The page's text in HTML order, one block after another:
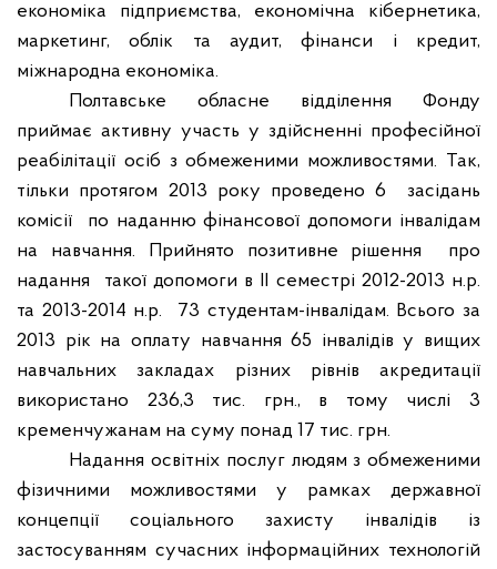
економіка підприємства, економічна кібернетика,
маркетинг, облік та аудит, фінанси і кредит,
міжнародна економіка.
Полтавське обласне відділення Фонду
приймає активну участь у здійсненні професійної
реабілітації осіб з обмеженими можливостями. Так,
тільки протягом 2013 року проведено 6
засідань
комісії
по наданню фінансової допомоги інвалідам
на навчання. Прийнято позитивне рішення
про
надання
такої допомоги в ІІ семестрі 2012-2013 н.р.
та 2013-2014 н.р.
73 студентам-інвалідам. Всього за
2013 рік на оплату навчання 65 інвалідів у вищих
навчальних закладах різних рівнів акредитації
використано 236,3 тис. грн., в тому числі 3
кременчужанам на суму понад 17 тис. грн.
Надання освітніх послуг людям з обмеженими
фізичними можливостями у рамках державної
концепції соціального захисту інвалідів із
застосуванням сучасних інформаційних технологій